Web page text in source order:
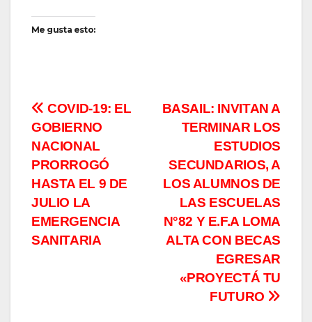
Me gusta esto:
Navegación
de
entradas
BASAIL: INVITAN A
TERMINAR LOS
ESTUDIOS
SECUNDARIOS, A
LOS ALUMNOS DE
LAS ESCUELAS
N°82 Y E.F.A LOMA
ALTA CON BECAS
EGRESAR
«PROYECTÁ TU
FUTURO
COVID-19: EL
GOBIERNO
NACIONAL
PRORROGÓ
HASTA EL 9 DE
JULIO LA
EMERGENCIA
SANITARIA